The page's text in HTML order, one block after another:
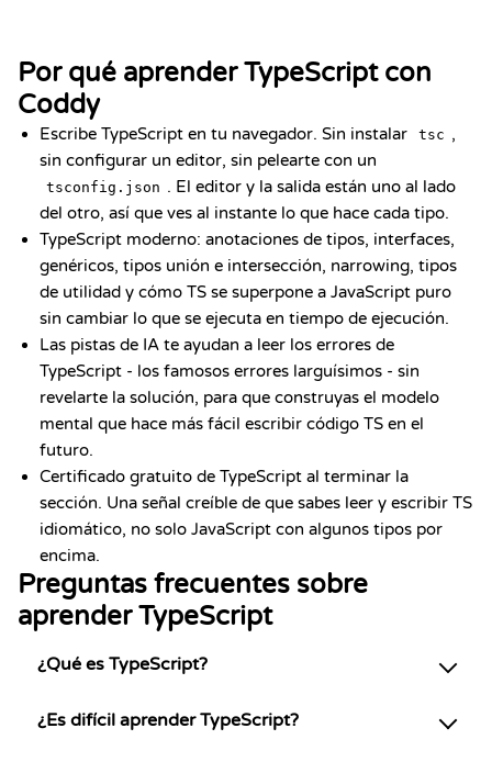
Por qué aprender TypeScript con
Coddy
Escribe TypeScript en tu navegador. Sin instalar tsc ,
sin configurar un editor, sin pelearte con un
tsconfig.json . El editor y la salida están uno al lado
del otro, así que ves al instante lo que hace cada tipo.
TypeScript moderno: anotaciones de tipos, interfaces,
genéricos, tipos unión e intersección, narrowing, tipos
de utilidad y cómo TS se superpone a JavaScript puro
sin cambiar lo que se ejecuta en tiempo de ejecución.
Las pistas de IA te ayudan a leer los errores de
TypeScript - los famosos errores larguísimos - sin
revelarte la solución, para que construyas el modelo
mental que hace más fácil escribir código TS en el
futuro.
Certificado gratuito de TypeScript al terminar la
sección. Una señal creíble de que sabes leer y escribir TS
idiomático, no solo JavaScript con algunos tipos por
encima.
Preguntas frecuentes sobre
aprender TypeScript
¿Qué es TypeScript?
¿Es difícil aprender TypeScript?